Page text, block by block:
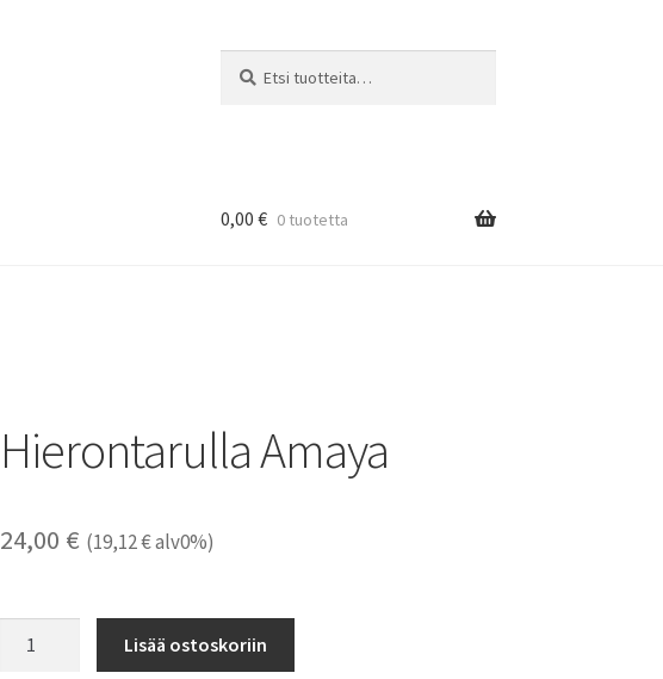
0,00 € 0 tuotetta
Hierontarulla Amaya
24,00 € (19,12€alv0%)
Lisää ostoskoriin